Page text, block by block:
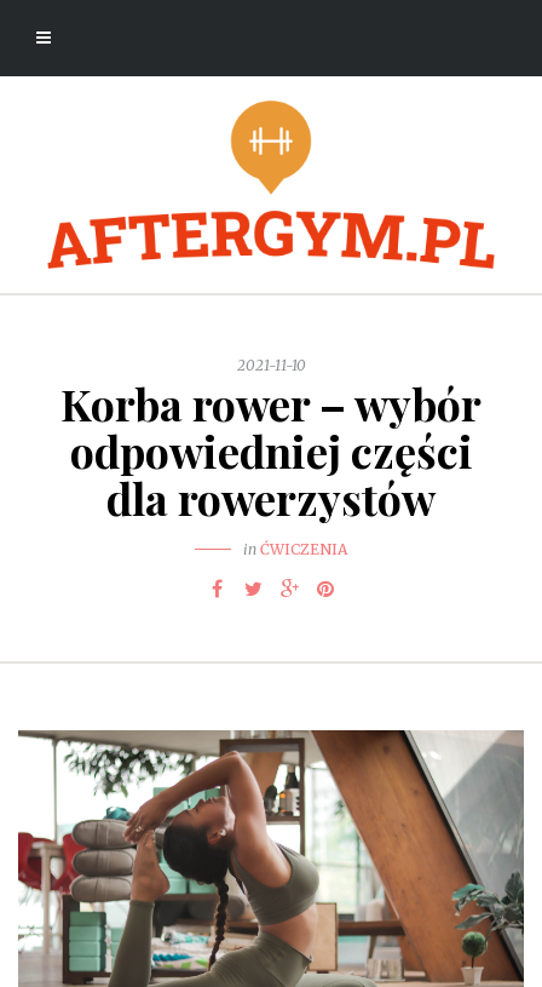
2021-11-10
Korba rower – wybór
odpowiedniej części
dla rowerzystów
in ĆWICZENIA